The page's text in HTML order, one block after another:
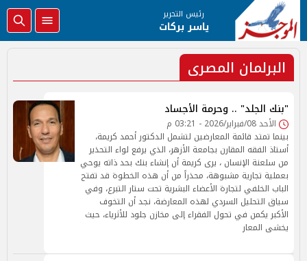
رئيس التحرير
ياسر بركات
البرلمان المصرى
"بنك الجلد" .. وحرمة الأجساد
الأحد 08/فبراير/2026 - 03:21 م
بينما تمتد قائمة المعارضين لتشمل الدكتور أحمد كريمة،
أستاذ الفقه المقارن بجامعة الأزهر، الذي يرفع لواء التحذير
من سلعنة الإنسان ، يرى كريمة أن إنشاء بنك بحد ذاته يوحي
بعملية تجارية مشبوهة، محذراً من أن هذه الخطوة قد تفتح
الباب الخلفي لتجارة الأعضاء البشرية تحت ستار التبرع، وفي
سياق التحليل السردي لهذه المعارضة، نجد أن التخوف
الأكبر يكمن في تحول الفقراء إلى مخازن جلود للأثرياء، حيث
يخشى المعار